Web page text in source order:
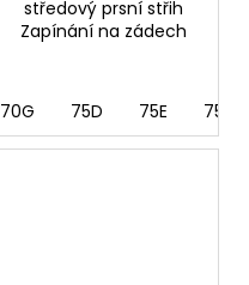
80F 85C
středový prsní střih
Zapínání na zádech
70G 75D 75E 75G